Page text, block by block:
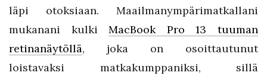
läpi otoksiaan. Maailmanympärimatkallani
mukanani kulkiMacBook Pro 13 tuuman
retinanäytöllä, joka on osoittautunut
loistavaksi matkakumppaniksi, sillä